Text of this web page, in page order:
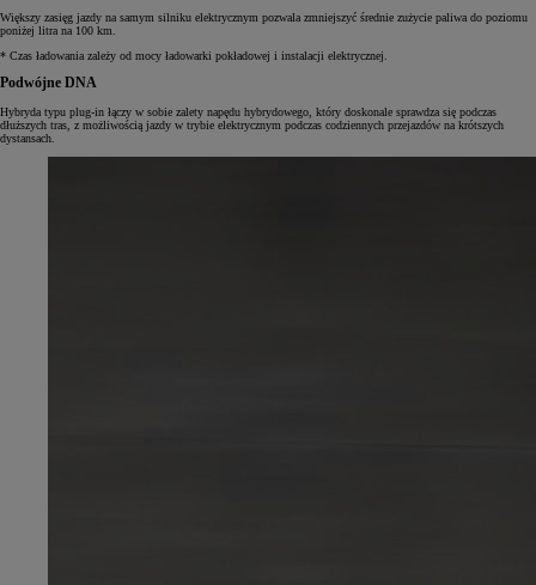
Większy zasięg jazdy na samym silniku elektrycznym pozwala zmniejszyć średnie zużycie paliwa do poziomu
poniżej litra na 100 km.
* Czas ładowania zależy od mocy ładowarki pokładowej i instalacji elektrycznej.
Podwójne DNA
Hybryda typu plug‑in łączy w sobie zalety napędu hybrydowego, który doskonale sprawdza się podczas
dłuższych tras, z możliwością jazdy w trybie elektrycznym podczas codziennych przejazdów na krótszych
dystansach.